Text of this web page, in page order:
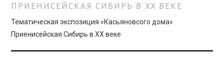
КОЛЛЕКЦИИ
ПРИЕНИСЕЙСКАЯ СИБИРЬ В XX ВЕКЕ
Тематическая экспозиция «Касьяновсого дома»
Приенисейская Сибирь в XX веке